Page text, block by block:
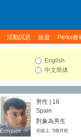
活動訊息 旅遊 Perks會
English
中文简体
Enriquee
Enriquee
男性 | 18
Spain
對象為男生
在線上: 5個月前